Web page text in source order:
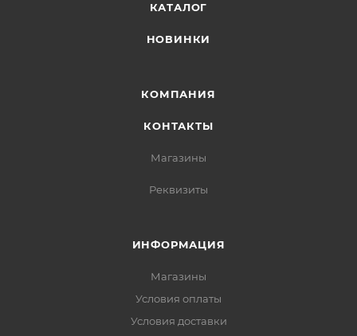
КАТАЛОГ
НОВИНКИ
КОМПАНИЯ
КОНТАКТЫ
Магазины
Реквизиты
ИНФОРМАЦИЯ
Магазины
Условия оплаты
Условия доставки